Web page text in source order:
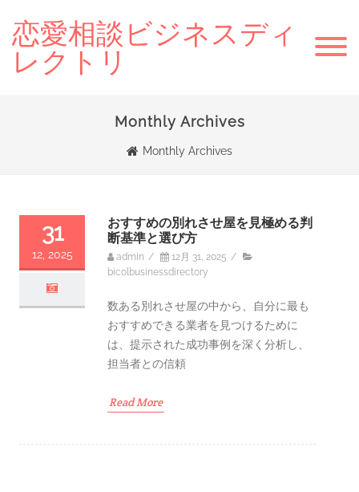
恋愛相談ビジネスディ
レクトリ
Monthly Archives
Monthly Archives
31
12, 2025
おすすめの別れさせ屋を見極める判
断基準と選び方
admin / 12月 31, 2025 /
bicolbusinessdirectory
数ある別れさせ屋の中から、自分に最も
おすすめできる業者を見つけるために
は、提示された成功事例を深く分析し、
担当者との信頼
Read More